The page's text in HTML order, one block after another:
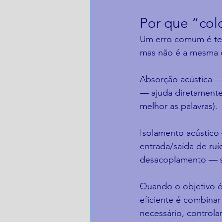
Por que
Um erro comum é
mas não é a
Absorção acústica
— ajuda
melhor as palavras).
Isolamento
entrada/saída de
desacoplamento —
Quando o objetivo
eficiente é
necessário,